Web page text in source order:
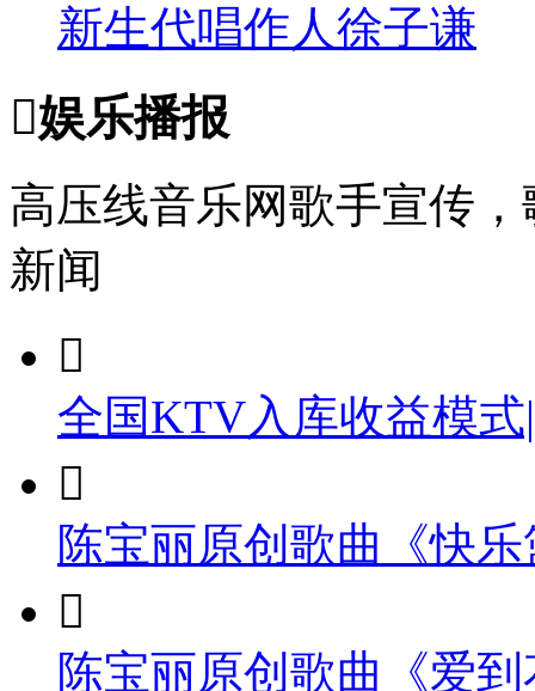
新生代唱作人徐子谦
娱乐播报
高压线音乐网歌手宣传
新闻

全国KTV入库收益模

陈宝丽原创歌曲《快

陈宝丽原创歌曲《爱